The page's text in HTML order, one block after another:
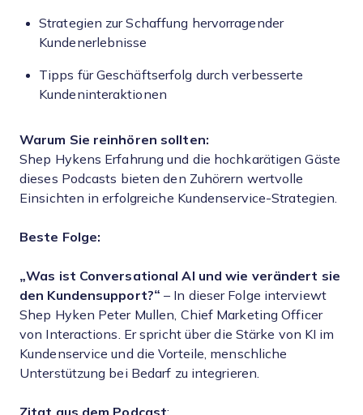
Strategien zur Schaffung hervorragender
Kundenerlebnisse
Tipps für Geschäftserfolg durch verbesserte
Kundeninteraktionen
Warum Sie reinhören sollten:
Shep Hykens Erfahrung und die hochkarätigen Gäste
dieses Podcasts bieten den Zuhörern wertvolle
Einsichten in erfolgreiche Kundenservice-Strategien.
Beste Folge:
„Was ist Conversational AI und wie verändert sie
den Kundensupport?“ – In dieser Folge interviewt
Shep Hyken Peter Mullen, Chief Marketing Officer
von Interactions. Er spricht über die Stärke von KI im
Kundenservice und die Vorteile, menschliche
Unterstützung bei Bedarf zu integrieren.
Zitat aus dem Podcast: